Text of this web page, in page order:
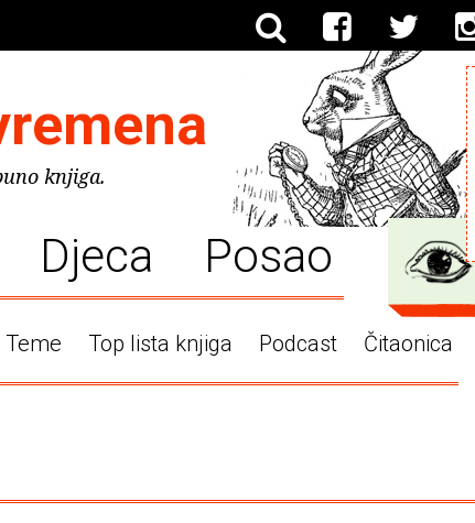
knjiga.
Djeca Posao
Teme Top lista knjiga Podcast Čitaonica